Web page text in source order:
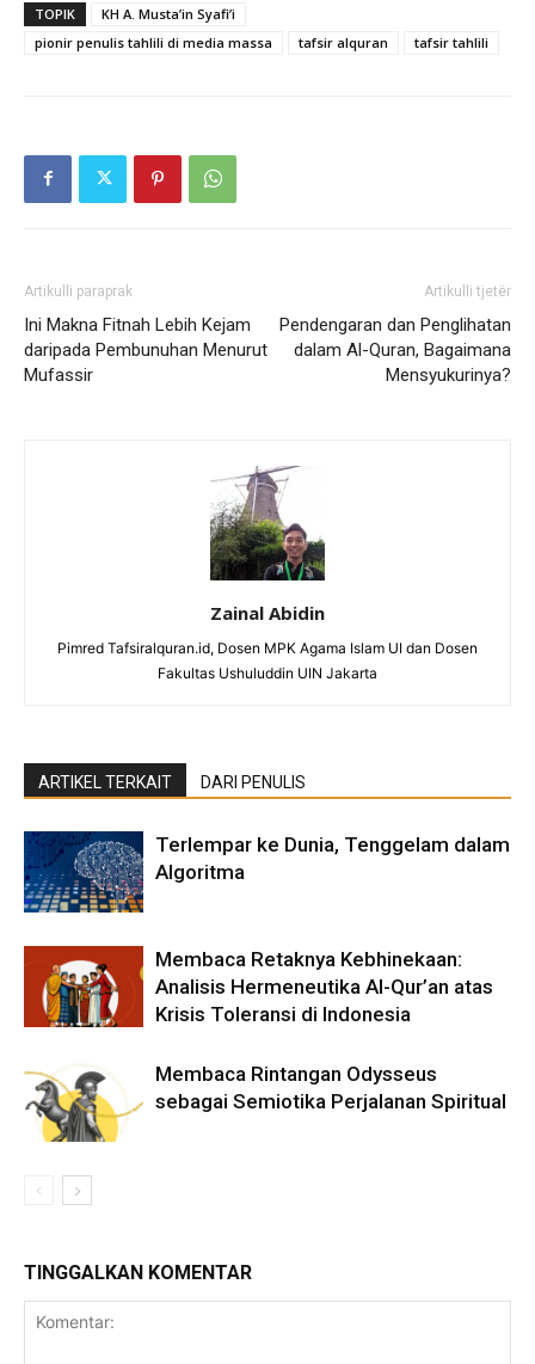
TOPIK
KH A. Musta’in Syafi’i
pionir penulis tahlili di media massa
tafsir alquran tafsir tahlili
Artikulli paraprak
Ini Makna Fitnah Lebih Kejam
daripada Pembunuhan Menurut
Mufassir
Artikulli tjetër
Pendengaran dan Penglihatan
dalam Al-Quran, Bagaimana
Mensyukurinya?
Zainal Abidin
Pimred Tafsiralquran.id, Dosen MPK Agama Islam UI dan Dosen
Fakultas Ushuluddin UIN Jakarta
ARTIKEL TERKAIT DARI PENULIS
Terlempar ke Dunia, Tenggelam dalam
Algoritma
Membaca Retaknya Kebhinekaan:
Analisis Hermeneutika Al-Qur’an atas
Krisis Toleransi di Indonesia
Membaca Rintangan Odysseus
sebagai Semiotika Perjalanan Spiritual
TINGGALKAN KOMENTAR